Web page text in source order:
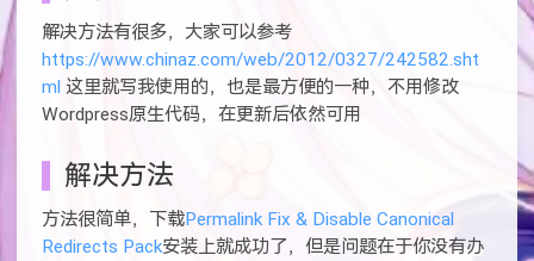
解决方法有很多，大家可以参考
https://www.chinaz.com/web/2012/0327/242582.sht
ml 这里就写我使用的，也是最方便的一种，不用修改
Wordpress原生代码，在更新后依然可用
解决方法
方法很简单，下载Permalink Fix & Disable Canonical
Redirects Pack安装上就成功了，但是问题在于你没有办